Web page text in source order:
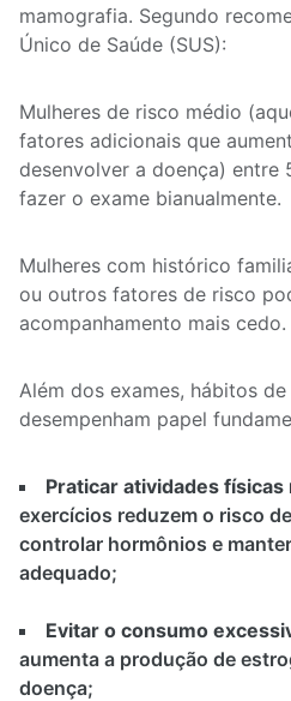
mamografia. Segundo
Único de Saúde (SUS):
Mulheres de risco médio
fatores adicionais que
desenvolver a doença) entre
fazer o exame bianualmente.
Mulheres com histórico
ou outros fatores de risco
acompanhamento mais cedo.
Além dos exames, hábitos
desempenham papel
Praticar atividades
exercícios reduzem o risco
controlar hormônios e
adequado;
Evitar o consumo
aumenta a produção de
doença;